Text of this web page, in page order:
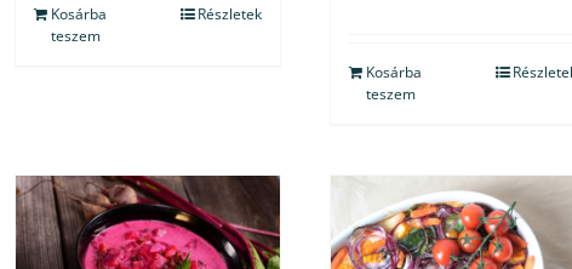
Kosárba
teszem
Részletek
Kosárba
teszem